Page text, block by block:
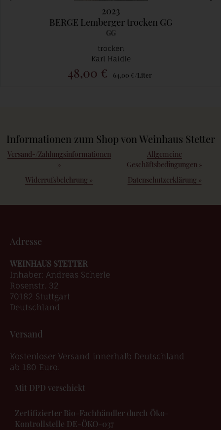
2023
BERGE Lemberger trocken GG
GG
trocken
Karl Haidle
48,00 € 64,00 €/Liter
Informationen zum Shop von Weinhaus Stetter
Versand-/Zahlungsinformationen
»
Allgemeine
Geschäftsbedingungen »
Widerrufsbelehrung » Datenschutzerklärung »
Adresse
WEINHAUS STETTER
Inhaber: Andreas Scherle
Rosenstr. 32
70182 Stuttgart
Deutschland
Versand
Kostenloser Versand innerhalb Deutschland
ab 180 Euro.
Mit DPD verschickt
Zertifizierter Bio-Fachhändler durch Öko-
Kontrollstelle DE-ÖKO-037